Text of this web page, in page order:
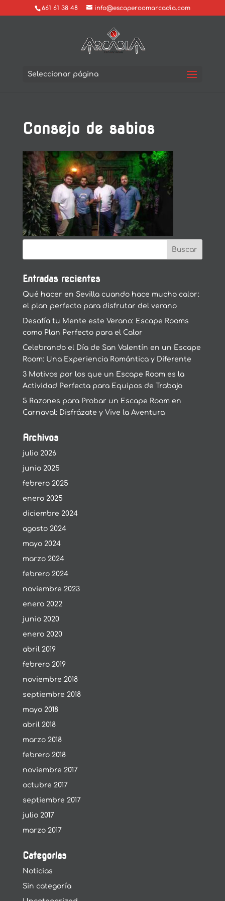
661 61 38 48 info@escaperoomarcadia.com
Seleccionar página
Consejo de sabios
Entradas recientes
Qué hacer en Sevilla cuando hace mucho calor:
el plan perfecto para disfrutar del verano
Desafía tu Mente este Verano: Escape Rooms
como Plan Perfecto para el Calor
Celebrando el Día de San Valentín en un Escape
Room: Una Experiencia Romántica y Diferente
3 Motivos por los que un Escape Room es la
Actividad Perfecta para Equipos de Trabajo
5 Razones para Probar un Escape Room en
Carnaval: Disfrázate y Vive la Aventura
Archivos
julio 2026
junio 2025
febrero 2025
enero 2025
diciembre 2024
agosto 2024
mayo 2024
marzo 2024
febrero 2024
noviembre 2023
enero 2022
junio 2020
enero 2020
abril 2019
febrero 2019
noviembre 2018
septiembre 2018
mayo 2018
abril 2018
marzo 2018
febrero 2018
noviembre 2017
octubre 2017
septiembre 2017
julio 2017
marzo 2017
Categorías
Noticias
Sin categoría